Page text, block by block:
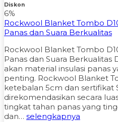
Diskon
6%
Rockwool Blanket Tombo
Panas dan Suara Berkualitas
Rockwool Blanket Tombo
Panas dan Suara Berkualitas
akan material insulasi panas
penting. Rockwool Blanket
ketebalan 5cm dan sertifikat
direkomendasikan secara
tingkat tahan panas yang
dan… selengkapnya